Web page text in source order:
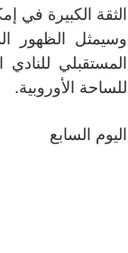
الثقة الكبيرة في
وسيمثل الظهور
المستقبلي
للساحة الأوروبية.
اليوم السابع